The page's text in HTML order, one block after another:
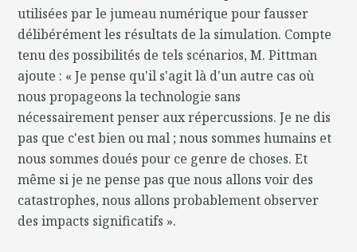
utilisées par le jumeau numérique pour fausser
délibérément les résultats de la simulation. Compte
tenu des possibilités de tels scénarios, M. Pittman
ajoute : « Je pense qu'il s'agit là d'un autre cas où
nous propageons la technologie sans
nécessairement penser aux répercussions. Je ne dis
pas que c'est bien ou mal ; nous sommes humains et
nous sommes doués pour ce genre de choses. Et
même si je ne pense pas que nous allons voir des
catastrophes, nous allons probablement observer
des impacts significatifs ».